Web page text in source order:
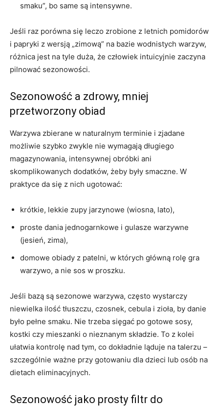
smaku”, bo same są intensywne.
Jeśli raz porówna się leczo zrobione z letnich pomidorów
i papryki z wersją „zimową” na bazie wodnistych warzyw,
różnica jest na tyle duża, że człowiek intuicyjnie zaczyna
pilnować sezonowości.
Sezonowość a zdrowy, mniej
przetworzony obiad
Warzywa zbierane w naturalnym terminie i zjadane
możliwie szybko zwykle nie wymagają długiego
magazynowania, intensywnej obróbki ani
skomplikowanych dodatków, żeby były smaczne. W
praktyce da się z nich ugotować:
krótkie, lekkie zupy jarzynowe (wiosna, lato),
proste dania jednogarnkowe i gulasze warzywne
(jesień, zima),
domowe obiady z patelni, w których główną rolę gra
warzywo, a nie sos w proszku.
Jeśli bazą są sezonowe warzywa, często wystarczy
niewielka ilość tłuszczu, czosnek, cebula i zioła, by danie
było pełne smaku. Nie trzeba sięgać po gotowe sosy,
kostki czy mieszanki o nieznanym składzie. To z kolei
ułatwia kontrolę nad tym, co dokładnie ląduje na talerzu –
szczególnie ważne przy gotowaniu dla dzieci lub osób na
dietach eliminacyjnych.
Sezonowość jako prosty filtr do